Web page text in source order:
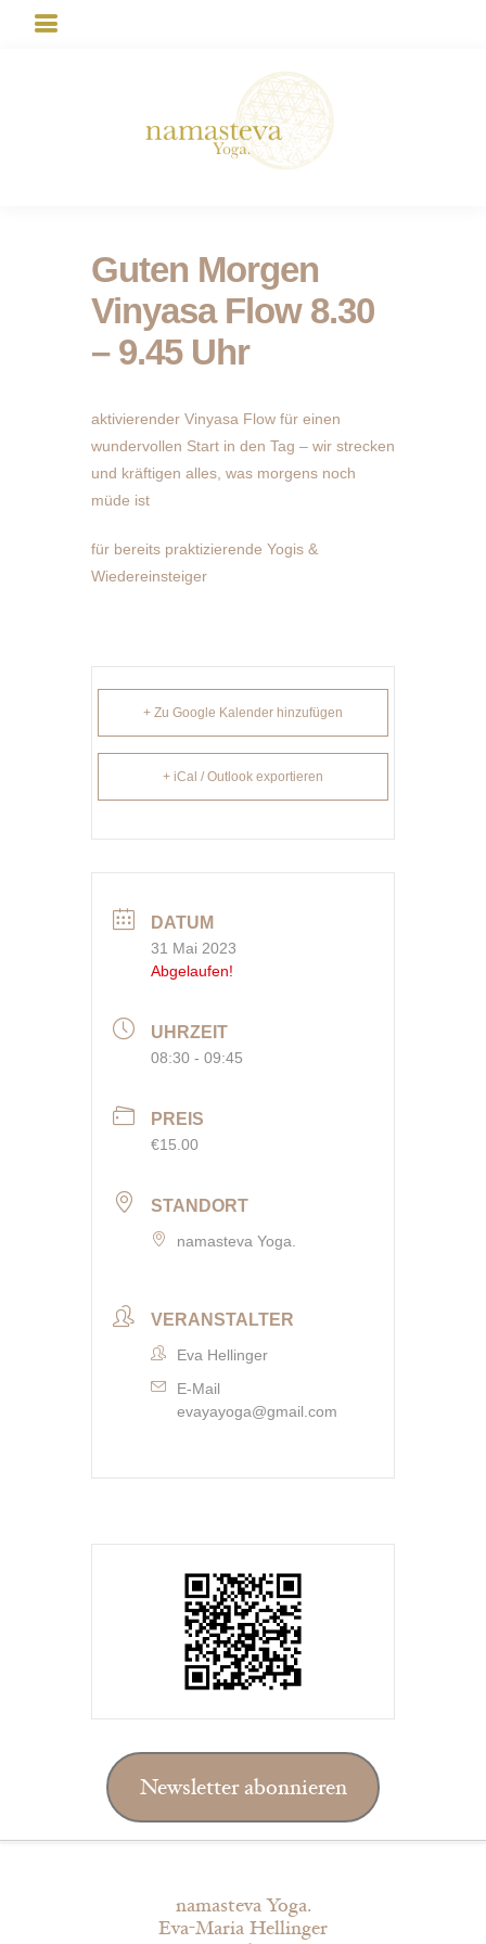
Guten Morgen
Vinyasa Flow 8.30
– 9.45 Uhr
aktivierender Vinyasa Flow für einen
wundervollen Start in den Tag – wir strecken
und kräftigen alles, was morgens noch
müde ist
für bereits praktizierende Yogis &
Wiedereinsteiger
+ Zu Google Kalender hinzufügen
+ iCal / Outlook exportieren
DATUM
31 Mai 2023
Abgelaufen!
UHRZEIT
08:30 - 09:45
PREIS
€15.00
STANDORT
namasteva Yoga.
VERANSTALTER
Eva Hellinger
E-Mail
evayayoga@gmail.com
Newsletter abonnieren
namasteva Yoga.
Eva-Maria Hellinger